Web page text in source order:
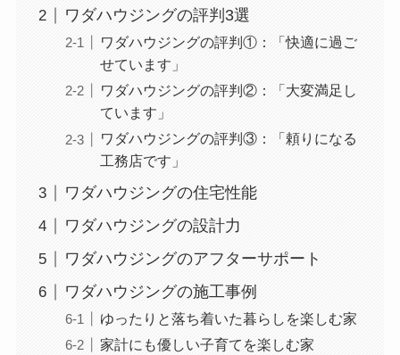
ワダハウジングの評判3選
ワダハウジングの評判①：「快適に過ご
せています」
ワダハウジングの評判②：「大変満足し
ています」
ワダハウジングの評判③：「頼りになる
工務店です」
ワダハウジングの住宅性能
ワダハウジングの設計力
ワダハウジングのアフターサポート
ワダハウジングの施工事例
ゆったりと落ち着いた暮らしを楽しむ家
家計にも優しい子育てを楽しむ家